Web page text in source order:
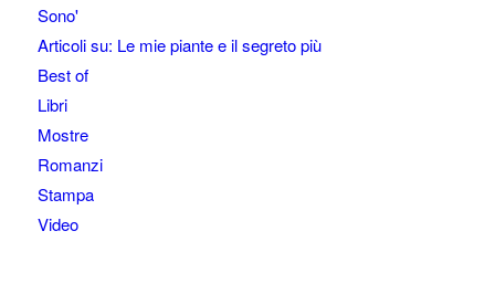
Sono'
Articoli su: Le mie piante e il segreto più
Best of
Libri
Mostre
Romanzi
Stampa
Video